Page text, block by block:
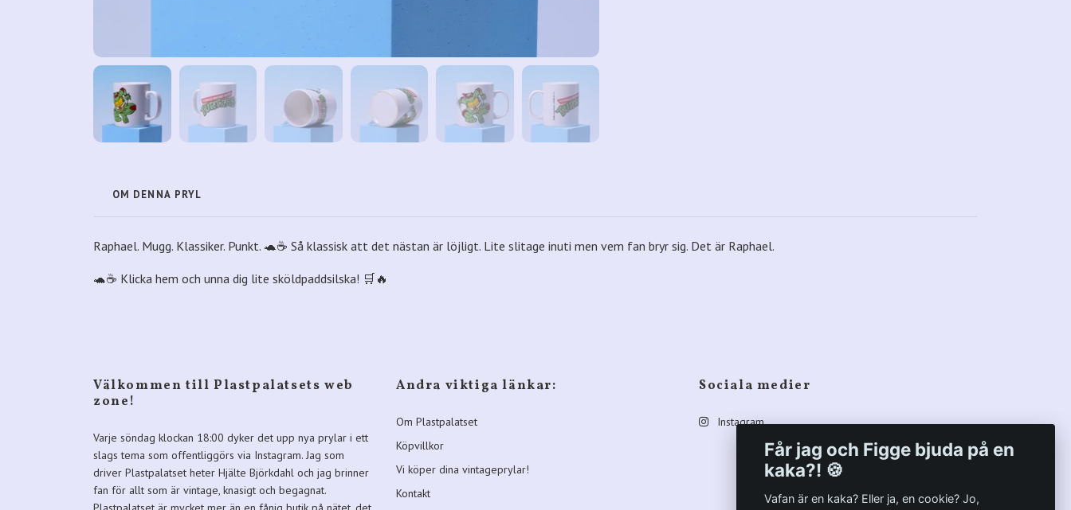
OM DENNA PRYL
Raphael. Mugg. Klassiker. Punkt. 🐢☕ Så klassisk att det nästan är löjligt. Lite slitage inuti men vem fan bryr sig. Det är Raphael.
🐢☕ Klicka hem och unna dig lite sköldpaddsilska! 🛒🔥
Välkommen till Plastpalatsets web
zone!
Varje söndag klockan 18:00 dyker det upp nya prylar i ett
slags tema som offentliggörs via Instagram. Jag som
driver Plastpalatset heter Hjälte Björkdahl och jag brinner
fan för allt som är vintage, knasigt och begagnat.
Andra viktiga länkar:
Om Plastpalatset
Köpvillkor
Vi köper dina vintageprylar!
Kontakt
Sociala medier
Instagram
Får jag och Figge bjuda på en
kaka?! 🍪
Vafan är en kaka? Eller ja, en cookie? Jo,